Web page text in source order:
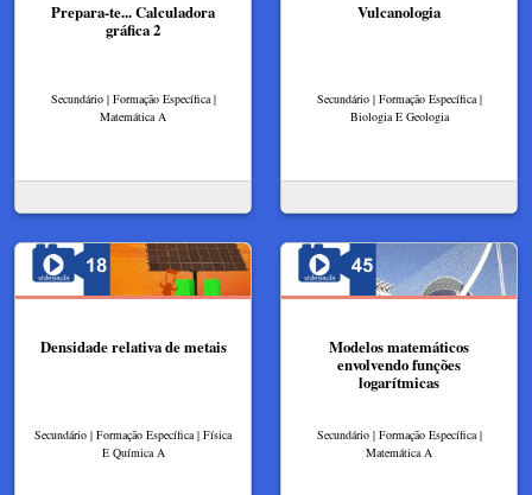
Prepara-te... Calculadora
gráfica 2
Secundário | Formação Específica |
Matemática A
Vulcanologia
Secundário | Formação Específica |
Biologia E Geologia
Densidade relativa de metais
Secundário | Formação Específica | Física
E Química A
Modelos matemáticos
envolvendo funções
logarítmicas
Secundário | Formação Específica |
Matemática A